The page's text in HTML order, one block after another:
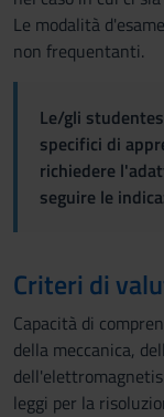
Le modalità
non frequentanti.
Le/gli
specifici di
richiedere
seguire le
Criteri di
Capacità di
della meccanica,
leggi per la